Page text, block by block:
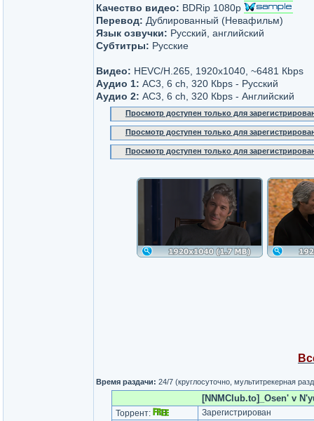
Качество видео: BDRip 1080p
Перевод: Дублированный (Невафильм)
Язык озвучки: Русский, английский
Субтитры: Русские
Видео: HEVC/H.265, 1920x1040, ~6481 Кbps
Аудио 1: AC3, 6 ch, 320 Кbps - Русский
Аудио 2: AC3, 6 ch, 320 Кbps - Английский
Просмотр доступен только для
Просмотр доступен только для
Просмотр доступен только для
Время раздачи: 24/7 (круглосуточно, мультитрекерная
[NNMClub.to]_Osen' v
Торрент:
Зарегистрирован